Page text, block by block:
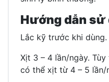
Hướng dẫn sử
Lắc kỹ trước khi dùng.
Xịt 3 – 4 lần/ngày.
có thể xịt từ 4 – 5 lần/